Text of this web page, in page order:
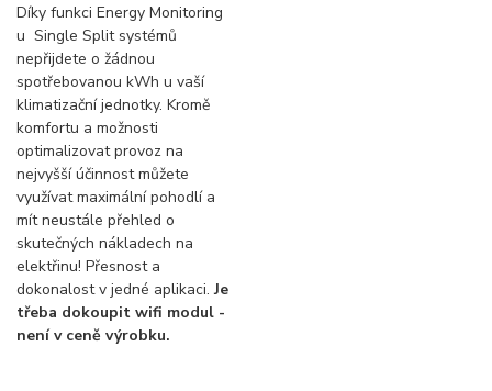
Díky funkci Energy Monitoring
u Single Split systémů
nepřijdete o žádnou
spotřebovanou kWh u vaší
klimatizační jednotky. Kromě
komfortu a možnosti
optimalizovat provoz na
nejvyšší účinnost můžete
využívat maximální pohodlí a
mít neustále přehled o
skutečných nákladech na
elektřinu! Přesnost a
dokonalost v jedné aplikaci.Je
třeba dokoupit wifi modul -
není v ceně výrobku.